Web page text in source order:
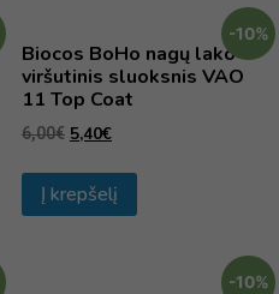
-10%
Biocos BoHo nagų lako
viršutinis sluoksnis VAO
11 Top Coat
6,00€ 5,40€
Į krepšelį
-10%